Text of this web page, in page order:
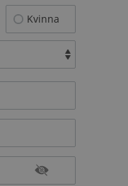
Kvinna